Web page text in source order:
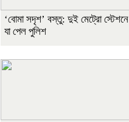
‘বোমা সদৃশ’ বস্তু: দুই মেট্রো স্টেশনে
যা পেল পুলিশ